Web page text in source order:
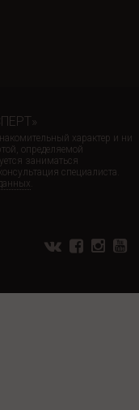
характер и ни
определяемой
заниматься
специалиста.